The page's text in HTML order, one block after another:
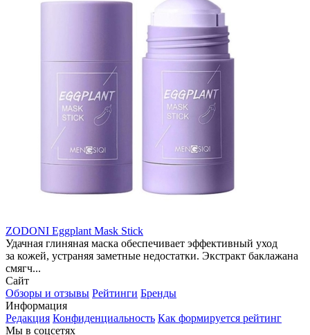
ZODONI Eggplant Mask Stiсk
Удачная глиняная маска обеспечивает эффективный уход
за кожей, устраняя заметные недостатки. Экстракт баклажана
смягч...
Сайт
Обзоры и отзывы Рейтинги Бренды
Информация
Редакция Конфиденциальность Как формируется рейтинг
Мы в соцсетях